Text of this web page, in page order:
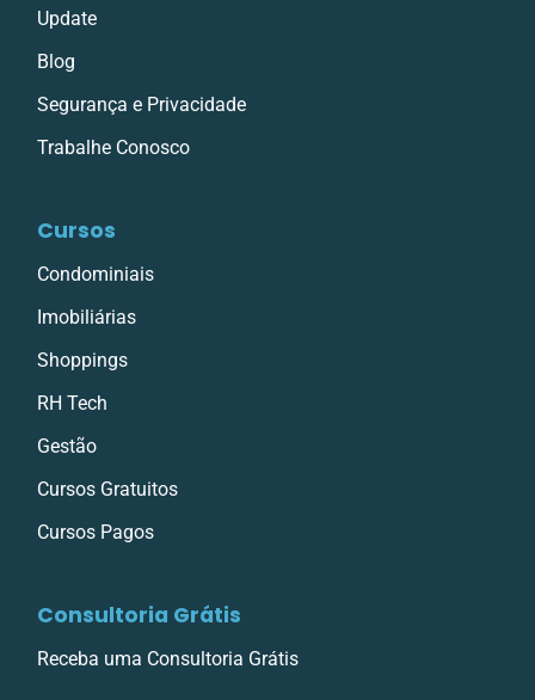
Update
Blog
Segurança e Privacidade
Trabalhe Conosco
Cursos
Condominiais
Imobiliárias
Shoppings
RH Tech
Gestão
Cursos Gratuitos
Cursos Pagos
Consultoria Grátis
Receba uma Consultoria Grátis